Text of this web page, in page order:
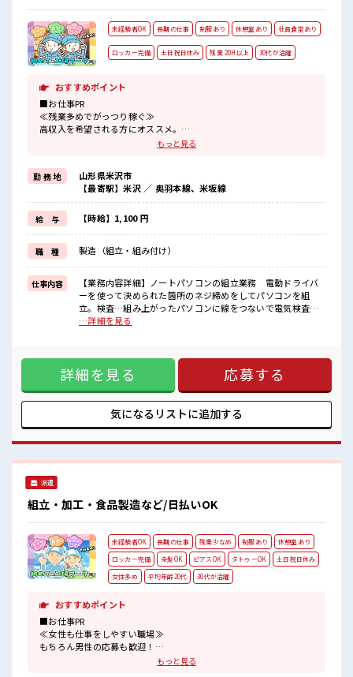
未経験者OK 長期の仕事 制服あり 休憩室あり 社員食堂あり
ロッカー完備 土日祝日休み 残業 20H以上 30代が活躍
おすすめポイント
■お仕事PR
≪残業多めでがっつり稼ぐ≫
高収入を希望される方にオススメ。
残業は月20時間以上あります♪
週末は家族や友人と一緒にプライベート満喫！
≪動きやすい制服アリ≫
制服があるので、
毎日の服装の悩み解消♪
≪未経験でも活躍できる≫
新しいことにチャレンジするのは不安だけど、
しっかり働く環境が整っています！
イチからスキルUP・ステップUP目指していきましょう！
≪自分に向いている仕事が探せる≫
困った事などがあれば、
担当がしっかりサポートします！
■職場の雰囲気
ロッカー付き職場♪
残業が多めだからしっかり稼ぎたい方にもオススメ！
もっと見る
勤 務 地
山形県米沢市
【最寄駅】米沢 ／ 奥羽本線、米坂線
給 与 【時給】1,100 円
職 種 製造（組立・組み付け）
仕事内容
【業務内容詳細】ノートパソコンの組立業務 電動ドライバ
ーを使って決められた箇所のネジ締めをしてパソコンを組
立。検査…組み上がったパソコンに線をつないで電気検査を
したりボタンを押したり外観検査をします。【取扱製品情
多めでがっつり稼ぐ≫ 高収入を希望される方にオススメ。 残
業は月20時間以上あります♪ ≪週休2日制≫ 週末は家族や友
人と一緒にプライベート満喫！ ≪動きやすい制服アリ≫ 制服
があるので、 毎日の服装の悩み解消♪ ≪未経験でも活躍でき
る≫ 新しいことにチャレンジするのは不安だけど、 しっかり
働く環境が整っています！ イチからスキルUP・ステップUP
困った事などがあれば、 担当がしっかりサポートします！ ■
職場の雰囲気 休憩時間にゆっくりできるスペース完備！ 持ち
…詳細を見る
詳細を見る 応募する
気になるリストに追加する
派遣
組立・加工・食品製造など/日払いOK
未経験者OK 長期の仕事 残業少なめ 制服あり
休憩室あり
ロッカー完備
染髪OK ピアスOK タトゥーOK
土日祝日休み
女性多め
平均年齢20代 30代が活躍
おすすめポイント
■お仕事PR
≪女性も仕事をしやすい職場≫
もちろん男性の応募も歓迎！
もっと見る